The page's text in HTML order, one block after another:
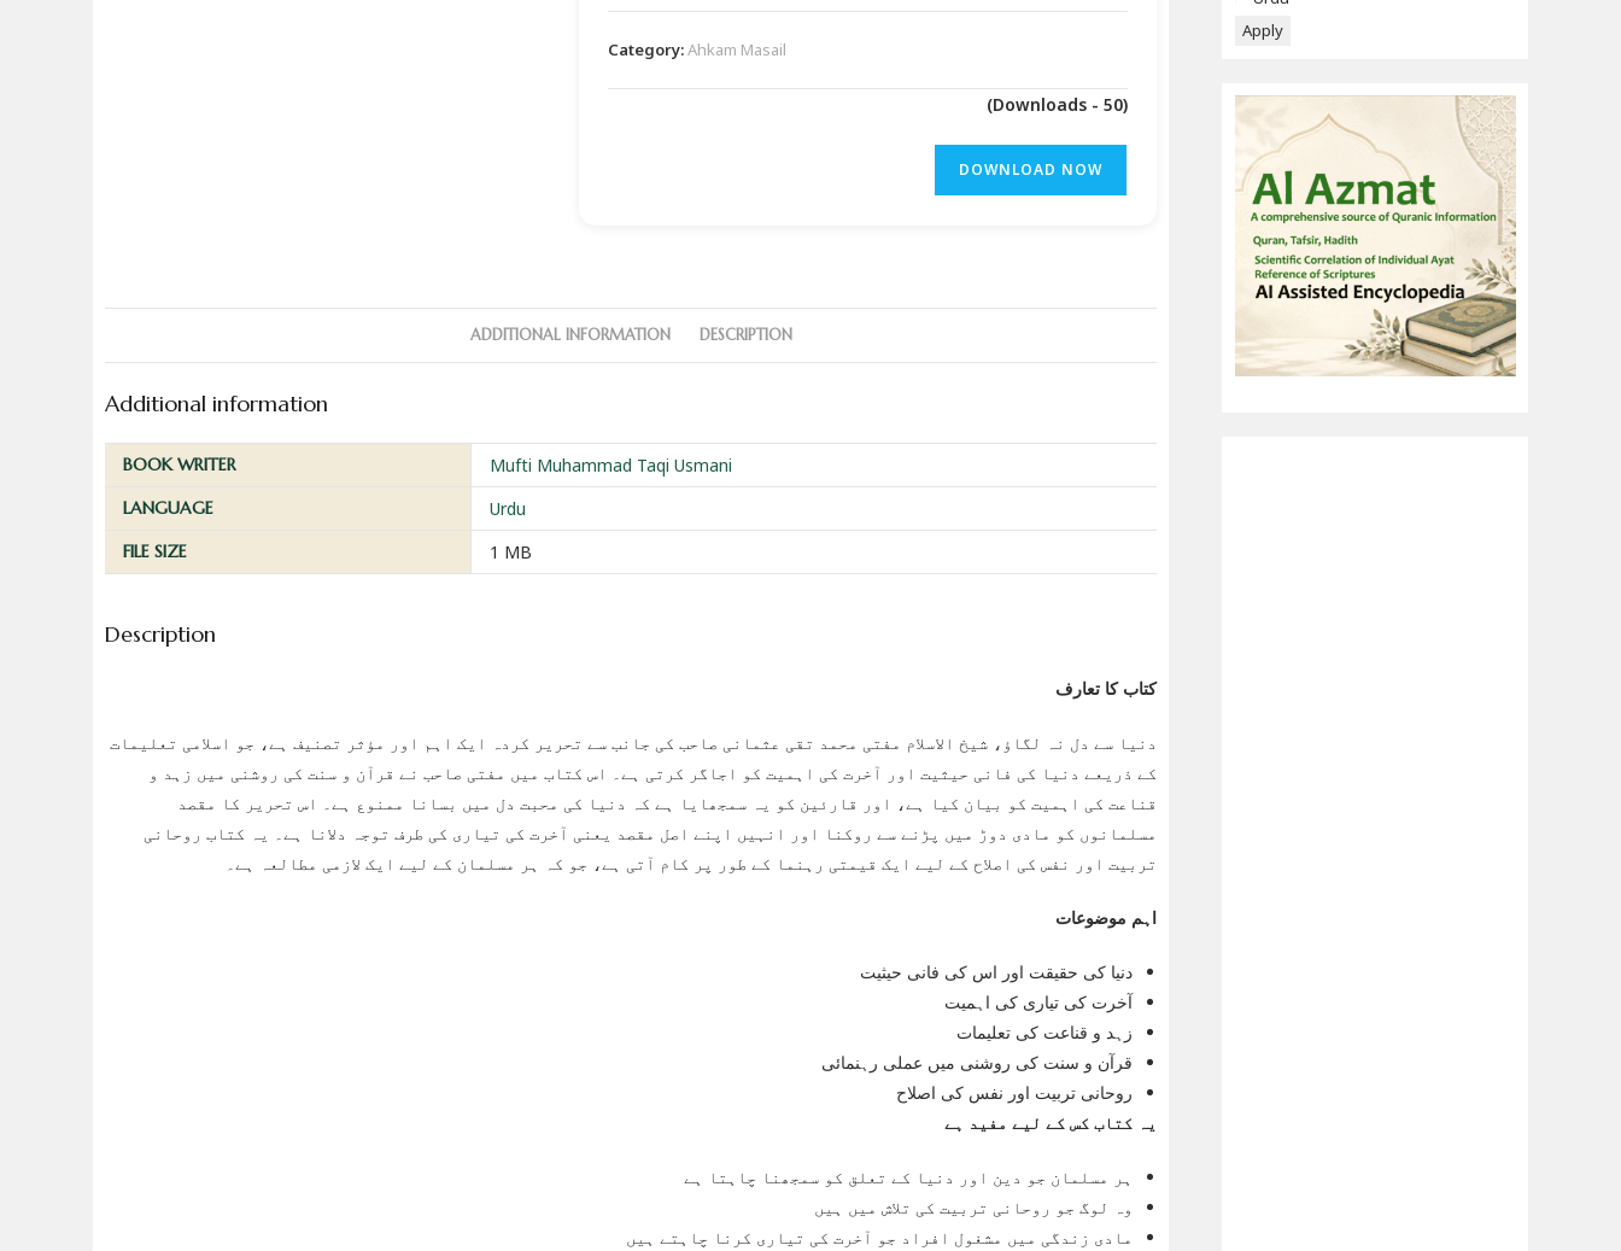
Category:Ahkam Masail
(Downloads - 50)
DOWNLOAD NOW
ADDITIONAL INFORMATION DESCRIPTION
Additional information
BOOK WRITER Mufti Muhammad Taqi Usmani
LANGUAGE Urdu
FILE SIZE 1 MB
Description
کتاب کا تعارف
دنیا سے دل نہ لگاؤ، شیخ الاسلام مفتی محمد تقی عثمانی صاحب کی جانب سے تحریر کردہ ایک اہم اور مؤثر تصنیف ہے، جو اسلامی تعلیمات
کے ذریعے دنیا کی فانی حیثیت اور آخرت کی اہمیت کو اجاگر کرتی ہے۔ اس کتاب میں مفتی صاحب نے قرآن و سنت کی روشنی میں زہد و
قناعت کی اہمیت کو بیان کیا ہے، اور قارئین کو یہ سمجھایا ہے کہ دنیا کی محبت دل میں بسانا ممنوع ہے۔ اس تحریر کا مقصد
مسلمانوں کو مادی دوڑ میں پڑنے سے روکنا اور انہیں اپنے اصل مقصد یعنی آخرت کی تیاری کی طرف توجہ دلانا ہے۔ یہ کتاب روحانی
تربیت اور نفس کی اصلاح کے لیے ایک قیمتی رہنما کے طور پر کام آتی ہے، جو کہ ہر مسلمان کے لیے ایک لازمی مطالعہ ہے۔
اہم موضوعات
دنیا کی حقیقت اور اس کی فانی حیثیت
آخرت کی تیاری کی اہمیت
زہد و قناعت کی تعلیمات
قرآن و سنت کی روشنی میں عملی رہنمائی
روحانی تربیت اور نفس کی اصلاح
یہ کتاب کس کے لیے مفید ہے
ہر مسلمان جو دین اور دنیا کے تعلق کو سمجھنا چاہتا ہے
وہ لوگ جو روحانی تربیت کی تلاش میں ہیں
مادی زندگی میں مشغول افراد جو آخرت کی تیاری کرنا چاہتے ہیں
Apply